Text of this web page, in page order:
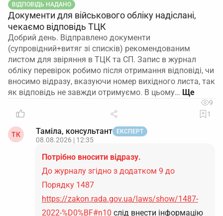
ВІДПОВІДЬ НАДАНО
Документи для військового обліку надіслані,
чекаємо відповідь ТЦК
Добрий день. Відправлено документи
(супровідний+витяг зі списків) рекомендованим
листом для звіряння в ТЦК та СП. Запис в журнал
обліку перевірок робимо після отримання відповіді, чи
вносимо відразу, вказуючи номер вихідного листа, так
як відповідь не завжди отримуємо. В цьому…
9
1
ТК Таміла, консультант ЕКСПЕРТ
08.08.2026 | 12:35
Потрібно вносити відразу.
До журналу згідно з додатком 9 до
Порядку 1487
https://zakon.rada.gov.ua/laws/show/1487-
2022-%D0%BF#n10 слід внести інформацію